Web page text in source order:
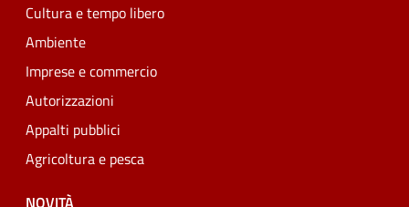
Cultura e tempo libero
Ambiente
Imprese e commercio
Autorizzazioni
Appalti pubblici
Agricoltura e pesca
NOVITÀ